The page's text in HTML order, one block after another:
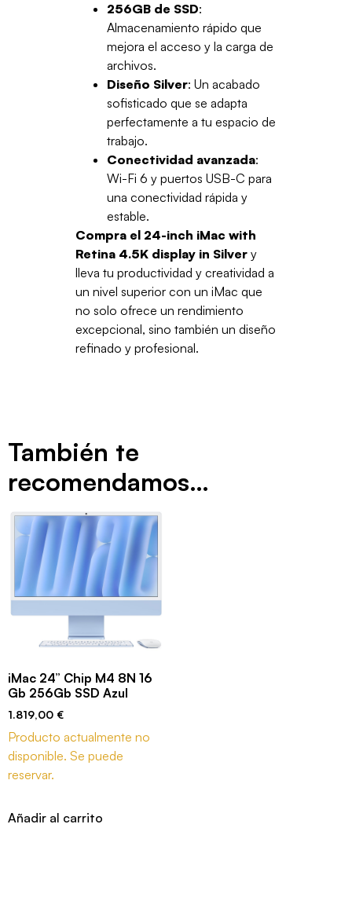
256GB de SSD:
Almacenamiento rápido que
mejora el acceso y la carga de
archivos.
Diseño Silver: Un acabado
sofisticado que se adapta
perfectamente a tu espacio de
trabajo.
Conectividad avanzada:
Wi-Fi 6 y puertos USB-C para
una conectividad rápida y
estable.
Compra el 24-inch iMac with
Retina 4.5K display in Silvery
lleva tu productividad y creatividad a
un nivel superior con un iMac que
no solo ofrece un rendimiento
excepcional, sino también un diseño
refinado y profesional.
También te
recomendamos…
iMac 24” Chip M4 8N 16
Gb 256Gb SSD Azul
1.819,00 €
Producto actualmente no
disponible. Se puede
reservar.
Añadir al carrito